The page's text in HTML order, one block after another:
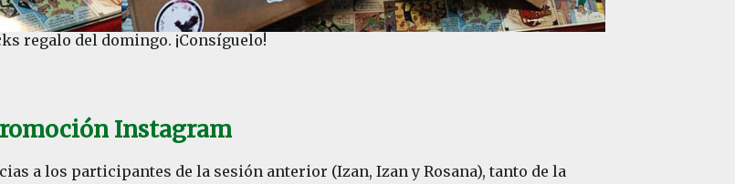
regalo del domingo. ¡Consíguelo!
Instagram
a los participantes de la sesión anterior (Izan, Izan y Rosana), tanto de la